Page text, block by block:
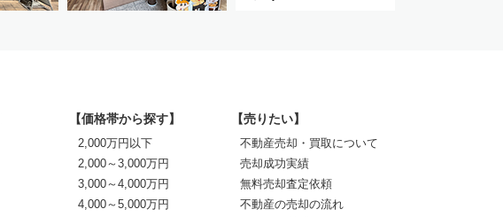
【価格帯から探す】
2,000万円以下
2,000～3,000万円
3,000～4,000万円
4,000～5,000万円
【売りたい】
不動産売却・買取について
売却成功実績
無料売却査定依頼
不動産の売却の流れ